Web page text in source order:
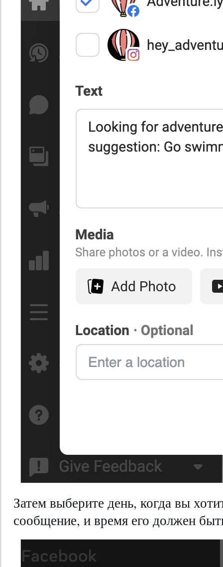
Затем выберите день, когда вы
сообщение, и время его должен